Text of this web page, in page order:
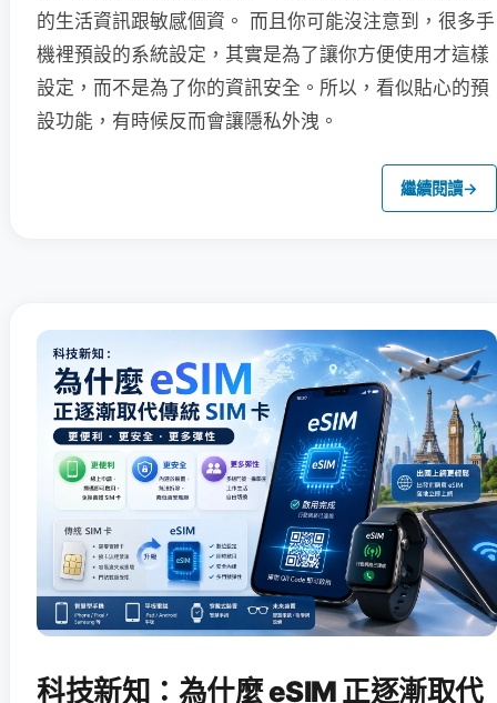
的生活資訊跟敏感個資。 而且你可能沒注意到，很多手
機裡預設的系統設定，其實是為了讓你方便使用才這樣
設定，而不是為了你的資訊安全。所以，看似貼心的預
設功能，有時候反而會讓隱私外洩。
繼續閱讀→
科技新知：為什麼 eSIM 正逐漸取代